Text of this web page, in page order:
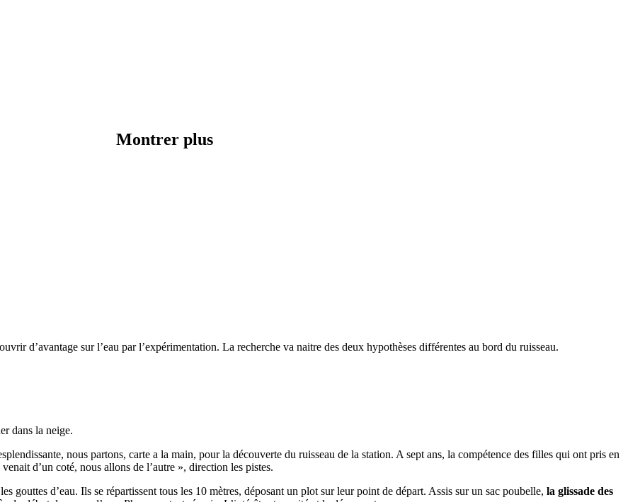
Montrer plus
d’avantage sur l’eau par l’expérimentation. La recherche va naitre des deux hypothèses différentes au bord du ruisseau.
dans la neige.
nous partons, carte a la main, pour la découverte du ruisseau de la station. A sept ans, la compétence des filles qui ont pris en
d’un coté, nous allons de l’autre », direction les pistes.
gouttes d’eau. Ils se répartissent tous les 10 mètres, déposant un plot sur leur point de départ. Assis sur un sac poubelle, la glissade des